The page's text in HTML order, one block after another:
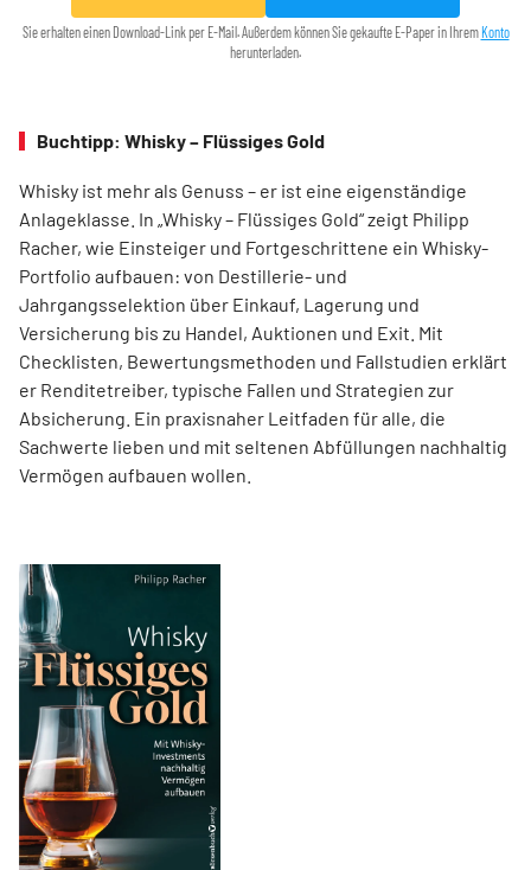
Sie erhalten einen Download-Link per E-Mail. Außerdem können Sie gekaufte E-Paper in IhremKonto
herunterladen.
Buchtipp: Whisky – Flüssiges Gold
Whisky ist mehr als Genuss – er ist eine eigenständige
Anlageklasse. In „Whisky – Flüssiges Gold“ zeigt Philipp
Racher, wie Einsteiger und Fortgeschrittene ein Whisky-
Portfolio aufbauen: von Destillerie- und
Jahrgangsselektion über Einkauf, Lagerung und
Versicherung bis zu Handel, Auktionen und Exit. Mit
Checklisten, Bewertungsmethoden und Fallstudien erklärt
er Renditetreiber, typische Fallen und Strategien zur
Absicherung. Ein praxisnaher Leitfaden für alle, die
Sachwerte lieben und mit seltenen Abfüllungen nachhaltig
Vermögen aufbauen wollen.